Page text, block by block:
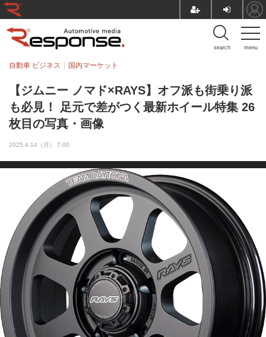
menu
search
【ジムニー ノマド×RAYS】オフ派も街乗り派
も必見！ 足元で差がつく最新ホイール特集 26
枚目の写真・画像
自動車 ビジネス 国内マーケット
2025.4.14（月） 7:00